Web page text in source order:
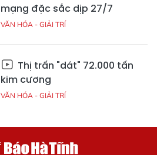
mạng đặc sắc dịp 27/7
VĂN HÓA - GIẢI TRÍ
Thị trấn "dát" 72.000 tấn
kim cương
VĂN HÓA - GIẢI TRÍ